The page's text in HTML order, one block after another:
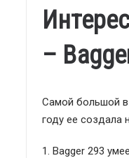
–
Самой большой в
году ее создала
1. Bagger 293